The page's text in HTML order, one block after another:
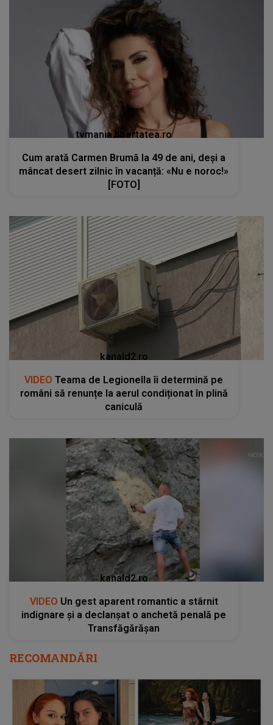
tvmania.libertatea.ro
Cum arată Carmen Brumă la 49 de ani, deși a
mâncat desert zilnic în vacanță: «Nu e noroc!»
[FOTO]
kanald2.ro
VIDEO Teama de Legionella îi determină pe
români să renunțe la aerul condiționat în plină
caniculă
kanald2.ro
VIDEO Un gest aparent romantic a stârnit
indignare și a declanșat o anchetă penală pe
Transfăgărășan
RECOMANDĂRI